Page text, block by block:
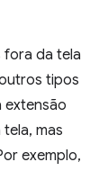
fora da tela
tipos
extensão
mas
exemplo,